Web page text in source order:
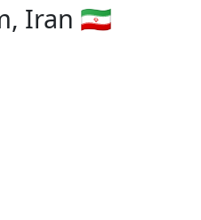
Iran 🇮🇷